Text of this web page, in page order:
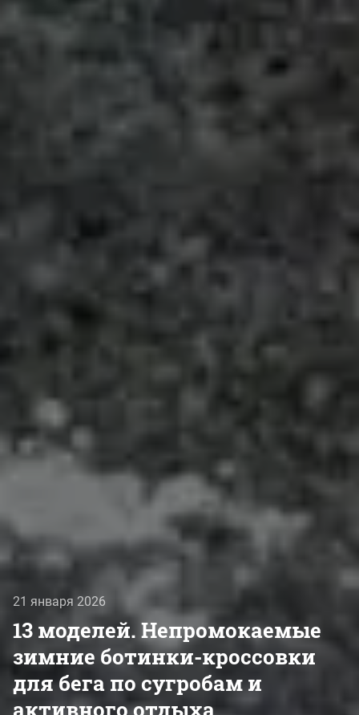
21 января 2026
13 моделей. Непромокаемые
зимние ботинки-кроссовки
для бега по сугробам и
активного отдыха